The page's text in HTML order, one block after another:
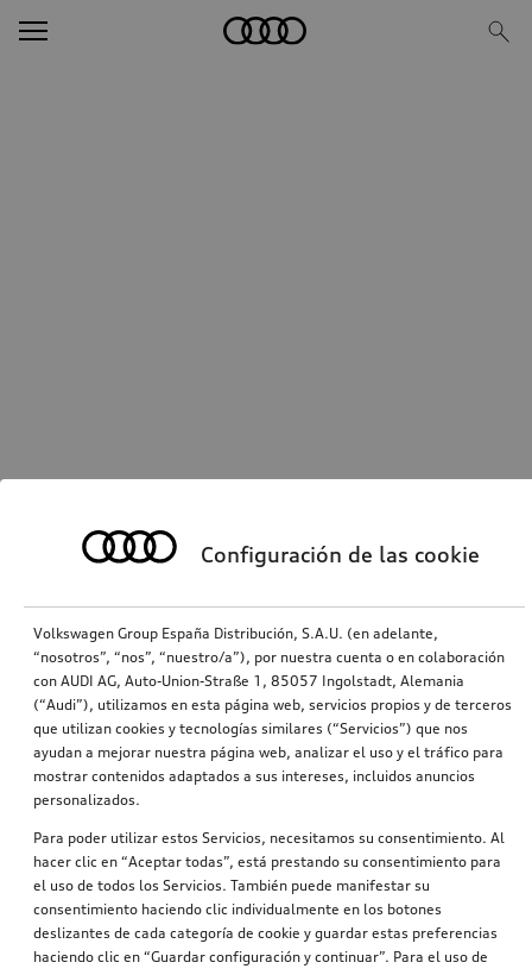
Configuración de las cookie
Volkswagen Group España Distribución, S.A.U. (en adelante,
“nosotros”, “nos”, “nuestro/a”), por nuestra cuenta o en colaboración
con AUDI AG, Auto-Union-Straße 1, 85057 Ingolstadt, Alemania
(“Audi”), utilizamos en esta página web, servicios propios y de terceros
que utilizan cookies y tecnologías similares (“Servicios”) que nos
ayudan a mejorar nuestra página web, analizar el uso y el tráfico para
mostrar contenidos adaptados a sus intereses, incluidos anuncios
personalizados.
Para poder utilizar estos Servicios, necesitamos su consentimiento. Al
hacer clic en “Aceptar todas”, está prestando su consentimiento para
el uso de todos los Servicios. También puede manifestar su
consentimiento haciendo clic individualmente en los botones
deslizantes de cada categoría de cookie y guardar estas preferencias
haciendo clic en “Guardar configuración y continuar”. Para el uso de